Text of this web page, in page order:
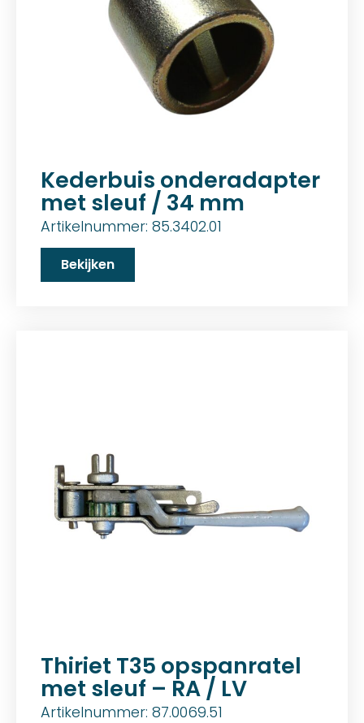
Kederbuis onderadapter
met sleuf / 34 mm
Artikelnummer: 85.3402.01
Bekijken
Thiriet T35 opspanratel
met sleuf – RA / LV
Artikelnummer: 87.0069.51